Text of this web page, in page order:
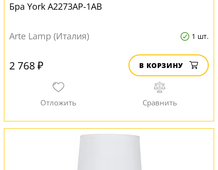
Бра York A2273AP-1AB
Arte Lamp (Италия) 1 шт.
2 768 ₽ В КОРЗИНУ